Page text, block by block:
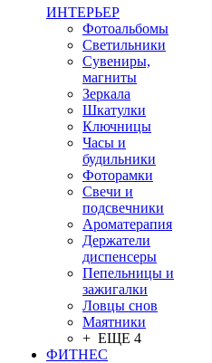
ИНТЕРЬЕР
Фотоальбомы
Светильники
Сувениры,
магниты
Зеркала
Шкатулки
Ключницы
Часы и
будильники
Фоторамки
Свечи и
подсвечники
Ароматерапия
Держатели
диспенсеры
Пепельницы и
зажигалки
Ловцы снов
Маятники
+ ЕЩЕ 4
ФИТНЕС